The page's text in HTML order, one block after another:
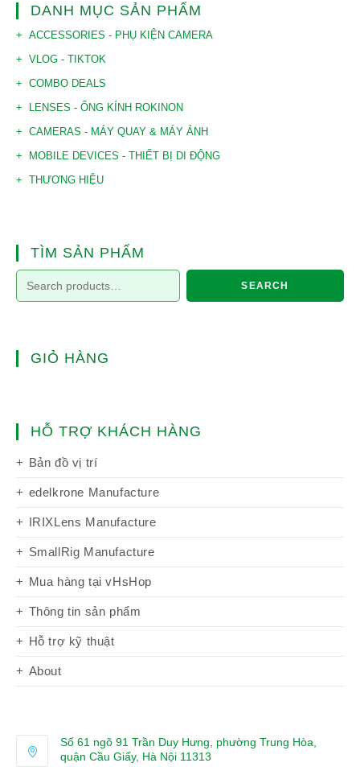
DANH MỤC SẢN PHẨM
ACCESSORIES - PHỤ KIỆN CAMERA
VLOG - TIKTOK
COMBO DEALS
LENSES - ỐNG KÍNH ROKINON
CAMERAS - MÁY QUAY & MÁY ẢNH
MOBILE DEVICES - THIẾT BỊ DI ĐỘNG
THƯƠNG HIỆU
TÌM SẢN PHẨM
SEARCH
GIỎ HÀNG
HỖ TRỢ KHÁCH HÀNG
Bản đồ vị trí
edelkrone Manufacture
IRIXLens Manufacture
SmallRig Manufacture
Mua hàng tại vHsHop
Thông tin sản phẩm
Hỗ trợ kỹ thuật
About
Số 61 ngõ 91 Trần Duy Hưng, phường Trung Hòa,
quận Cầu Giấy, Hà Nội 11313